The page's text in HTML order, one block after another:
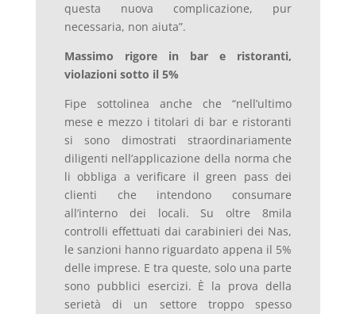
questa nuova complicazione, pur
necessaria, non aiuta”.
Massimo rigore in bar e ristoranti,
violazioni sotto il 5%
Fipe sottolinea anche che “nell’ultimo
mese e mezzo i titolari di bar e ristoranti
si sono dimostrati straordinariamente
diligenti nell’applicazione della norma che
li obbliga a verificare il green pass dei
clienti che intendono consumare
all’interno dei locali. Su oltre 8mila
controlli effettuati dai carabinieri dei Nas,
le sanzioni hanno riguardato appena il 5%
delle imprese. E tra queste, solo una parte
sono pubblici esercizi. È la prova della
serietà di un settore troppo spesso